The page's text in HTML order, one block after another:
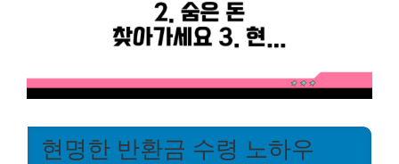
현명한 반환금 수령 노하우